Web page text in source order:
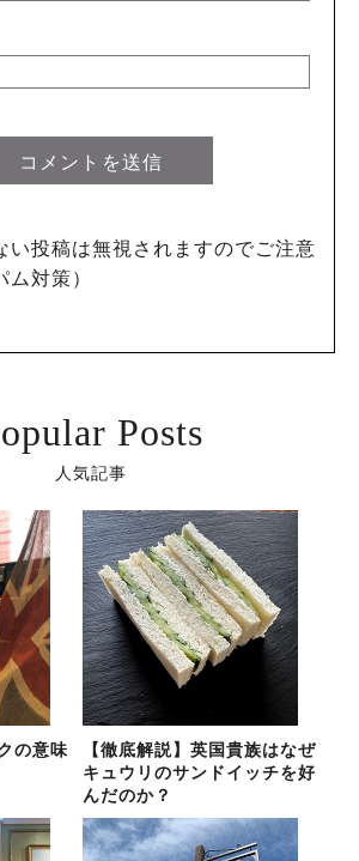
い投稿は無視されますのでご注意
対策）
Posts
人気記事
の意味
【徹底解説】英国貴族はなぜ
キュウリのサンドイッチを好
んだのか？